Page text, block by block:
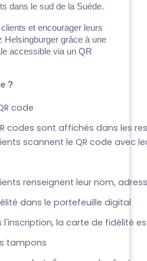
dans le sud de la Suède.
et encourager leurs
Helsingburger grâce à une
accessible via un QR
?
code
codes sont affichés dans les
scannent le QR code avec
renseignent leur nom,
dans le portefeuille digital
l'inscription, la carte de fidélité
tampons